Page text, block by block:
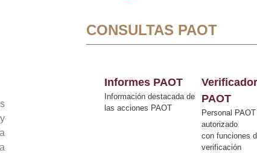
CONSULTAS PAOT
Informes PAOT
Información destacada de
las acciones PAOT
PAOT
Personal PAOT
autorizado
con funciones
verificación